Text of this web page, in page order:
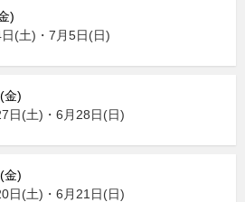
)
(土)・7月5日(日)
金)
日(土)・6月28日(日)
金)
日(土)・6月21日(日)